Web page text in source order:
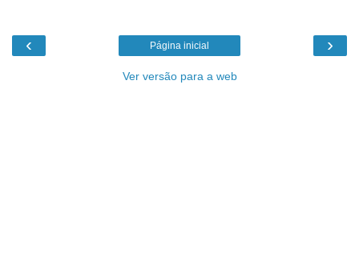
‹ ›
Página inicial
Ver versão para a web